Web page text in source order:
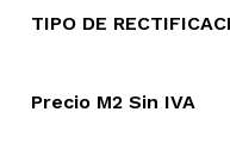
TIPO DE
Precio M2 Sin IVA